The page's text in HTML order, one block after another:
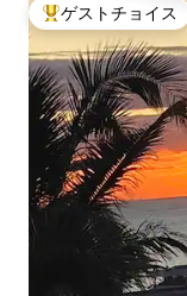
大好評のゲストチ
ゲストチョイス